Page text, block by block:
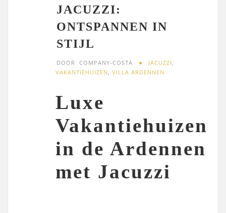
JACUZZI:
ONTSPANNEN IN
STIJL
DOOR COMPANY-COSTA JACUZZI
VAKANTIEHUIZEN ,VILLA ARDENNEN
Luxe
Vakantiehuizen
in de Ardennen
met Jacuzzi